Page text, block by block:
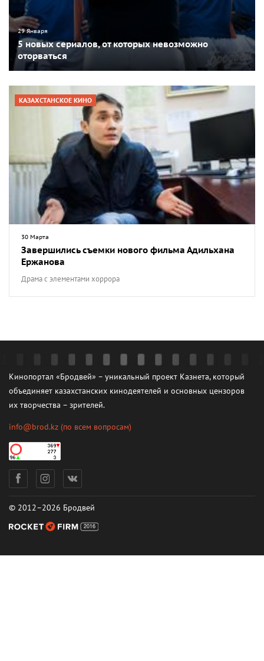
29 Января
5 новых сериалов, от которых невозможно
оторваться
КАЗАХСТАНСКОЕ КИНО
30 Марта
Завершились съемки нового фильма Адильхана
Ержанова
Драма с элементами хоррора
Кинопортал «Бродвей» – уникальный проект Казнета, который
объединяет казахстанских кинодеятелей и основных цензоров
их творчества – зрителей.
info@brod.kz (по всем вопросам)
© 2012–2026 Бродвей